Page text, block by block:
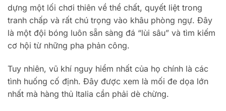
dựng một lối chơi thiên về thể chất, quyết liệt trong
tranh chấp và rất chú trọng vào khâu phòng ngự. Đây
là một đội bóng luôn sẵn sàng đá “lùi sâu” và tìm kiếm
cơ hội từ những pha phản công.
Tuy nhiên, vũ khí nguy hiểm nhất của họ chính là các
tình huống cố định. Đây được xem là mối đe dọa lớn
nhất mà hàng thủ Italia cần phải dè chừng.